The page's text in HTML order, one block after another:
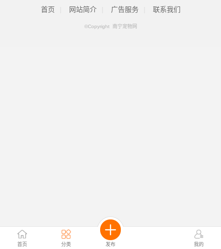
首页 分类 发布 我的
首页 网站简介 广告服务 联系我们
©Copyright 南宁宠物网